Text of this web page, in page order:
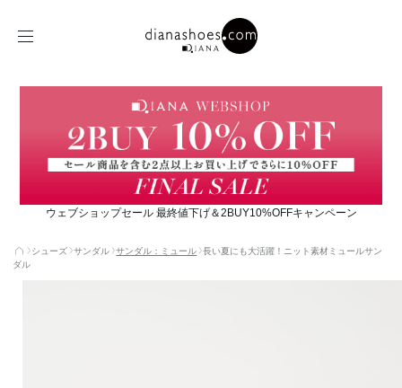
ウェブショップセール 最終値下げ＆2BUY10%OFFキャンペーン
シューズ サンダル サンダル：ミュール
長い夏にも大活躍！ニット素材ミュールサン
ダル